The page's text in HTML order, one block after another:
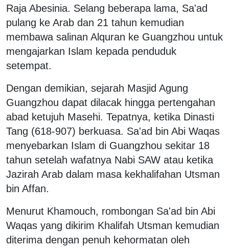
Raja Abesinia. Selang beberapa lama, Sa'ad
pulang ke Arab dan 21 tahun kemudian
membawa salinan Alquran ke Guangzhou untuk
mengajarkan Islam kepada penduduk
setempat.
Dengan demikian, sejarah Masjid Agung
Guangzhou dapat dilacak hingga pertengahan
abad ketujuh Masehi. Tepatnya, ketika Dinasti
Tang (618-907) berkuasa. Sa'ad bin Abi Waqas
menyebarkan Islam di Guangzhou sekitar 18
tahun setelah wafatnya Nabi SAW atau ketika
Jazirah Arab dalam masa kekhalifahan Utsman
bin Affan.
Menurut Khamouch, rombongan Sa'ad bin Abi
Waqas yang dikirim Khalifah Utsman kemudian
diterima dengan penuh kehormatan oleh